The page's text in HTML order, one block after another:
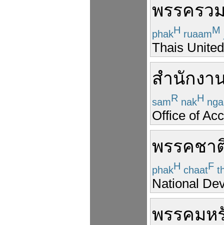
พรรครว
phakH ruaamM
Thais
สำนักงา
samR nakH
Office of
พรรคชา
phakH chaatF
National
พรรคมห